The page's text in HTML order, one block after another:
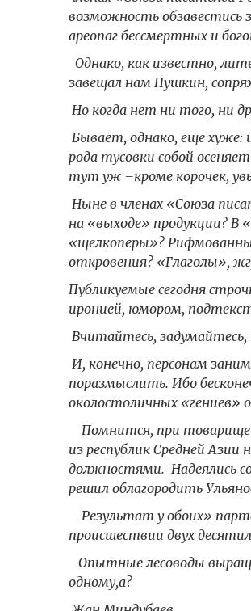
возможность
ареопаг бессмертных и
Однако, как известно,
завещал нам Пушкин,
Но когда нет ни того, ни
Бывает, однако, еще хуже:
рода тусовки собой
тут уж –кроме корочек,
Ныне в членах «Союза
на «выходе» продукции? В
«щелкоперы»?
откровения? «Глаголы»,
Публикуемые сегодня
иронией, юмором,
Вчитайтесь,
И, конечно, персонам
поразмыслить. Ибо
околостоличных «гениев»
Помнится, при товарище
из республик Средней Азии
должностями. Надеялись
решил облагородить
Результат у обоих»
происшествии двух
Опытные лесоводы
одному,а?